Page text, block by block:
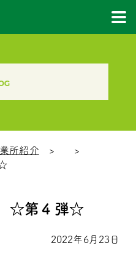
所紹介
☆第４弾☆
2022年6月23日